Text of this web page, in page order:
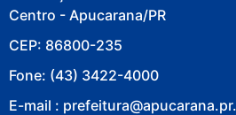
Centro - Apucarana/PR
CEP: 86800-235
Fone: (43) 3422-4000
E-mail :